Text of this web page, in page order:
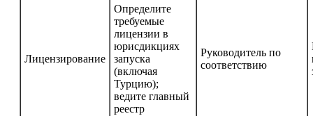
Лицензирование
Определите
требуемые
лицензии в
юрисдикциях
запуска
(включая
Турцию);
ведите главный
реестр
Руководитель по
соответствию